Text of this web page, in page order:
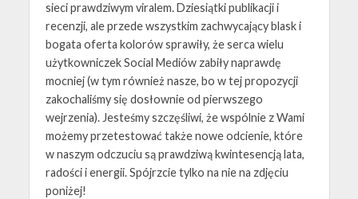
sieci prawdziwym viralem. Dziesiątki publikacji i
recenzji, ale przede wszystkim zachwycający blask i
bogata oferta kolorów sprawiły, że serca wielu
użytkowniczek Social Mediów zabiły naprawdę
mocniej (w tym również nasze, bo w tej propozycji
zakochaliśmy się dosłownie od pierwszego
wejrzenia). Jesteśmy szczęśliwi, że wspólnie z Wami
możemy przetestować także nowe odcienie, które
w naszym odczuciu są prawdziwą kwintesencją lata,
radości i energii. Spójrzcie tylko na nie na zdjęciu
poniżej!